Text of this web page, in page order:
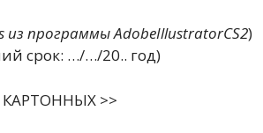
из программы AdobeIllustratorCS2)
срок: …/…/20.. год)
>>